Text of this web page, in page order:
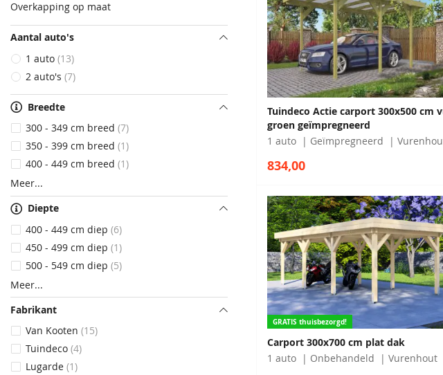
Tuindeco Actie carport 300x500 cm
groen geïmpregneerd
1 auto
Geïmpregneerd
834,00
GRATIS thuisbezorgd!
Carport 300x700 cm plat dak
1 auto
Onbehandeld Vurenhout
Overkapping op maat
Aantal auto's
1 auto 13
2 auto's 7
Breedte
300 - 349 cm breed 7
350 - 399 cm breed 1
400 - 449 cm breed 1
Meer
Diepte
400 - 449 cm diep 6
450 - 499 cm diep 1
500 - 549 cm diep 5
Meer
Fabrikant
Van Kooten 15
Tuindeco 4
Lugarde 1